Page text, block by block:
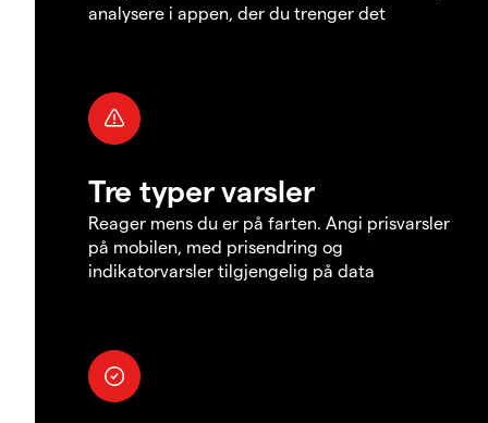
analysere i appen, der du trenger det
Tre typer varsler
Reager mens du er på farten. Angi prisvarsler
på mobilen, med prisendring og
indikatorvarsler tilgjengelig på data